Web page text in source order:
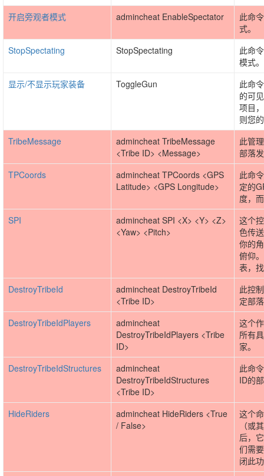
开启旁观者模式
admincheat EnableSpectator
此命
式。
StopSpectating
StopSpectating
此命
模式。
显示/不显示玩家装备
ToggleGun
此命
的可
项目
则您
TribeMessage
admincheat TribeMessage
<Tribe ID> <Message>
此管
部落
TPCoords
admincheat TPCoords <GPS
Latitude> <GPS Longitude>
此命
定的
度，
SPI
admincheat SPI <X> <Y> <Z>
<Yaw> <Pitch>
这个
色传
你的
俯仰
表，
DestroyTribeId
admincheat DestroyTribeId
<Tribe ID>
此控
定部
DestroyTribeIdPlayers
admincheat
DestroyTribeIdPlayers <Tribe
ID>
这个
所有
家。
DestroyTribeIdStructures
admincheat
DestroyTribeIdStructures
<Tribe ID>
此命
ID的
HideRiders
admincheat HideRiders <True
/ False>
这个
（或
后，
们需
闭此